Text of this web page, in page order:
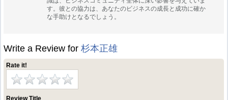
す。彼との協力は、あなたのビジネスの成長と成功に確か
な手助けとなるでしょう。
Write a Review for杉本正雄
Rate it!
Review Title